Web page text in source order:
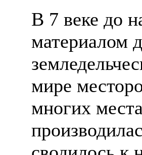
В 7 веке до
материалом
мире
многих